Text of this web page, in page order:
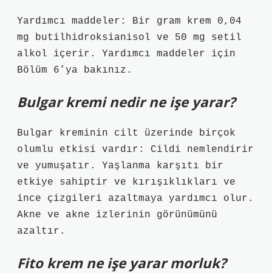
Yardımcı maddeler: Bir gram krem ​​0,04
mg butilhidroksianisol ve 50 mg setil
alkol içerir. Yardımcı maddeler için
Bölüm 6’ya bakınız.
Bulgar kremi nedir ne işe yarar?
Bulgar kreminin cilt üzerinde birçok
olumlu etkisi vardır: Cildi nemlendirir
ve yumuşatır. Yaşlanma karşıtı bir
etkiye sahiptir ve kırışıklıkları ve
ince çizgileri azaltmaya yardımcı olur.
Akne ve akne izlerinin görünümünü
azaltır.
Fito krem ne işe yarar morluk?